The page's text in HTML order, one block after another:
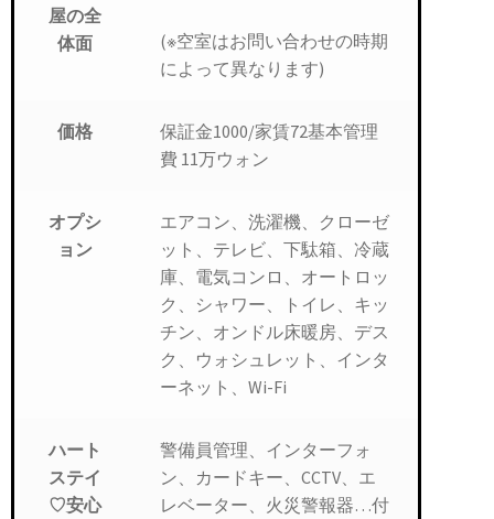
屋の全
体面
(※空室はお問い合わせの時期
によって異なります)
価格
保証金1000/家賃72基本管理
費 11万ウォン
オプシ
ョン
エアコン、洗濯機、クローゼ
ット、テレビ、下駄箱、冷蔵
庫、電気コンロ、オートロッ
ク、シャワー、トイレ、キッ
チン、オンドル床暖房、デス
ク、ウォシュレット、インタ
ーネット、Wi-Fi
ハート
ステイ
♡安心
警備員管理、インターフォ
ン、カードキー、CCTV、エ
レベーター、火災警報器…付